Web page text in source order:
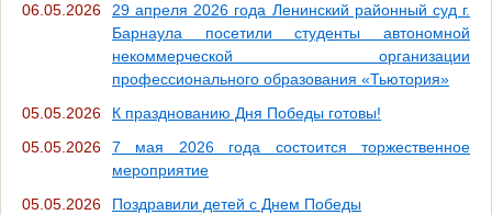
06.05.2026
29 апреля 2026 года Ленинский районный суд г.
Барнаула посетили студенты автономной
некоммерческой организации
профессионального образования «Тьютория»
05.05.2026
К празднованию Дня Победы готовы!
05.05.2026
7 мая 2026 года состоится торжественное
мероприятие
05.05.2026
Поздравили детей с Днем Победы